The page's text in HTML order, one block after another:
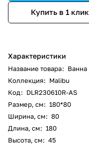
Купить в 1 клик
Характеристики
Название товара: Ванна
Коллекция: Malibu
Код: DLR230610R-AS
Размер, см: 180*80
Ширина, см: 80
Длина, см: 180
Высота, см: 45